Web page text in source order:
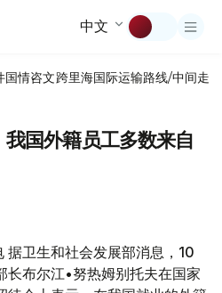
中文
国情咨文跨里海国际运输路线/中间走廊
国外籍员工多数来自
据卫生和社会发展部消息，10
长布尔江•努热姆别托夫在国家